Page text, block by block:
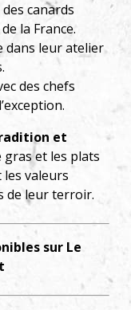
canards
la France.
dans leur atelier
des chefs
et
et les plats
valeurs
de leur terroir.
sur Le